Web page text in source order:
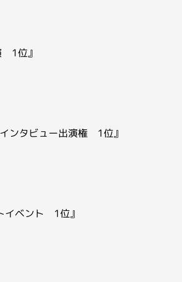
1位』
インタビュー出演権 1位』
イベント 1位』